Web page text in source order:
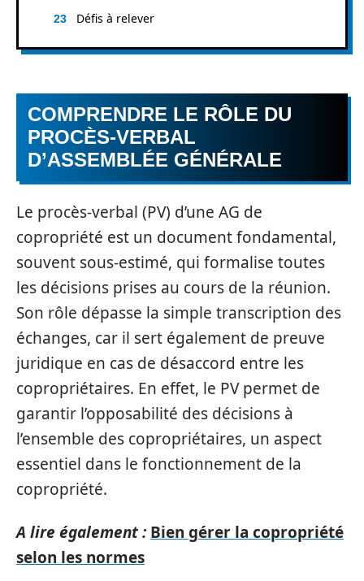
Défis à relever
COMPRENDRE LE RÔLE DU
PROCÈS-VERBAL
D’ASSEMBLÉE GÉNÉRALE
Le procès-verbal (PV) d’une AG de
copropriété est un document fondamental,
souvent sous-estimé, qui formalise toutes
les décisions prises au cours de la réunion.
Son rôle dépasse la simple transcription des
échanges, car il sert également de preuve
juridique en cas de désaccord entre les
copropriétaires. En effet, le PV permet de
garantir l’opposabilité des décisions à
l’ensemble des copropriétaires, un aspect
essentiel dans le fonctionnement de la
copropriété.
A lire également : Bien gérer la copropriété
selon les normes